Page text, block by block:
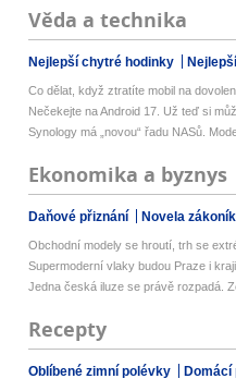
Věda a technika
Nejlepší chytré hodinky
Co dělat, když ztratíte mobil na
Nečekejte na Android 17. Už teď si
Synology má „novou“ řadu NASů.
Ekonomika a byznys
Daňové přiznání Novela
Obchodní modely se hroutí, trh se
Supermoderní vlaky budou Praze i
Jedna česká iluze se právě rozpadá.
Recepty
Oblíbené zimní polévky